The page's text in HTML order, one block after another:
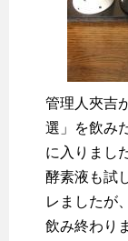
管理人夾吉
選」を飲み
に入りまし
酵素液も試
レましたが
飲み終わり